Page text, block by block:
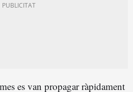
es van propagar ràpidament